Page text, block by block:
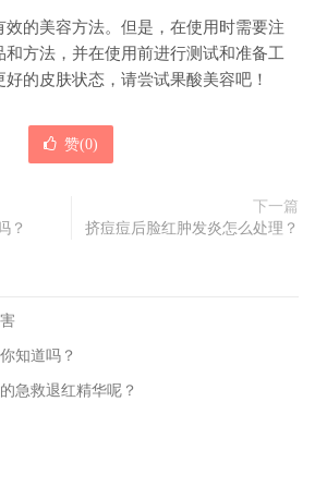
的美容方法。但是，在使用时需要注
和方法，并在使用前进行测试和准备工
的皮肤状态，请尝试果酸美容吧！
赞(0)
？
下一篇
挤痘痘后脸红肿发炎怎么处理？
知道吗？
急救退红精华呢？